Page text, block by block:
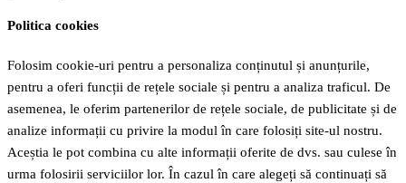
Politica cookies
Folosim cookie-uri pentru a personaliza conținutul și anunțurile,
pentru a oferi funcții de rețele sociale și pentru a analiza traficul. De
asemenea, le oferim partenerilor de rețele sociale, de publicitate și de
analize informații cu privire la modul în care folosiți site-ul nostru.
Aceștia le pot combina cu alte informații oferite de dvs. sau culese în
urma folosirii serviciilor lor. În cazul în care alegeți să continuați să